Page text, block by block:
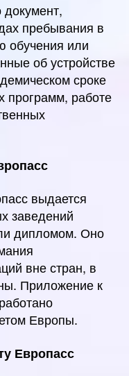
пребывания в
обучения или
об устройстве
сроке
программ, работе
выдается
заведений
дипломом. Оно
вне стран, в
Приложение к
Европы.
Европасс